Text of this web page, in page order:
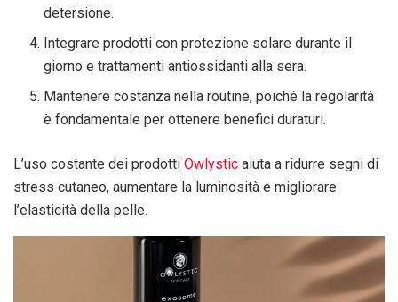
detersione.
Integrare prodotti con protezione solare durante il
giorno e trattamenti antiossidanti alla sera.
Mantenere costanza nella routine, poiché la regolarità
è fondamentale per ottenere benefici duraturi.
L’uso costante dei prodotti Owlystic aiuta a ridurre segni di
stress cutaneo, aumentare la luminosità e migliorare
l’elasticità della pelle.